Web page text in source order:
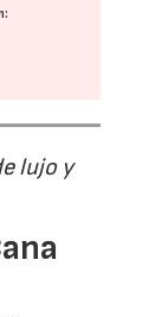
lujo y